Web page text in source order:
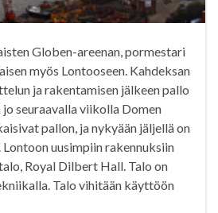
Globen-areenan, pormestari
myös Lontooseen. Kahdeksan
ja rakentamisen jälkeen pallo
seuraavalla viikolla Domen
pallon, ja nykyään jäljellä on
uusimpiin rakennuksiin
Royal Dilbert Hall. Talo on
Talo vihitään käyttöön